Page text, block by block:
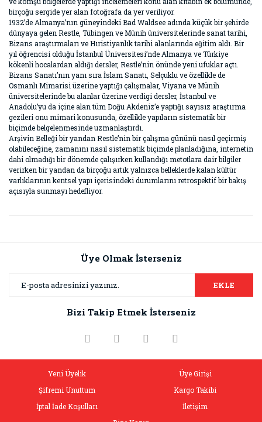
birçoğu sergide yer alan fotoğrafa da yer veriliyor.
1932’de Almanya’nın güneyindeki Bad Waldsee adında küçük bir şehirde
dünyaya gelen Restle, Tübingen ve Münih üniversitelerinde sanat tarihi,
Bizans araştırmaları ve Hıristiyanlık tarihi alanlarında eğitim aldı. Bir
yıl öğrencisi olduğu İstanbul Üniversitesi’nde Almanya ve Türkiye
kökenli hocalardan aldığı dersler, Restle’nin önünde yeni ufuklar açtı.
Bizans Sanatı’nın yanı sıra İslam Sanatı, Selçuklu ve özellikle de
Osmanlı Mimarisi üzerine yaptığı çalışmalar, Viyana ve Münih
üniversitelerinde bu alanlar üzerine verdigi dersler, İstanbul ve
Anadolu’yu da içine alan tüm Doğu Akdeniz’e yaptığı sayısız araştırma
gezileri onu mimari konusunda, özellikle yapıların sistematik bir
biçimde belgelenmesinde uzmanlaştırdı.
Arşivin Belleği bir yandan Restle’nin bir çalışma gününü nasıl geçirmiş
olabileceğine, zamanını nasıl sistematik biçimde planladığına, internetin
dahi olmadığı bir dönemde çalışırken kullandığı metotlara dair bilgiler
verirken bir yandan da birçoğu artık yalnızca belleklerde kalan kültür
varlıklarının kentsel yapı içerisindeki durumlarını retrospektif bir bakış
açısıyla sunmayı hedefliyor.
Görüş ve önerileriniz için teşekkür ederiz.
Ürün resmi kalitesiz, bozuk veya görüntülenemiyor.
Ürün bilgilerinde hatalar bulunuyor.
Üye Olmak İsterseniz
EKLE
Bizi Takip Etmek İsterseniz
Yeni Üyelik
Üye Girişi
Şifremi Unuttum
Kargo Takibi
İptal İade Koşulları
İletişim